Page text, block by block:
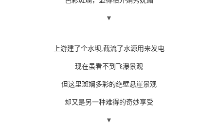
▼
上游建了个水坝,截流了水源用来发电
现在虽看不到飞瀑景观
但这里斑斓多彩的绝壁悬崖景观
却又是另一种难得的奇妙享受
▼